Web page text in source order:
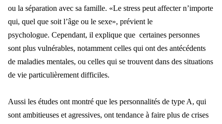
ou la séparation avec sa famille. «Le stress peut affecter n’importe
qui, quel que soit l’âge ou le sexe», prévient le
psychologue. Cependant, il explique que certaines personnes
sont plus vulnérables, notamment celles qui ont des antécédents
de maladies mentales, ou celles qui se trouvent dans des situations
de vie particulièrement difficiles.
Aussi les études ont montré que les personnalités de type A, qui
sont ambitieuses et agressives, ont tendance à faire plus de crises